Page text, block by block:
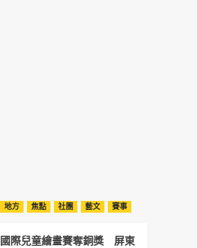
地方 焦點 社團 藝文 賽事
國際兒童繪畫賽奪銅獎 屏東